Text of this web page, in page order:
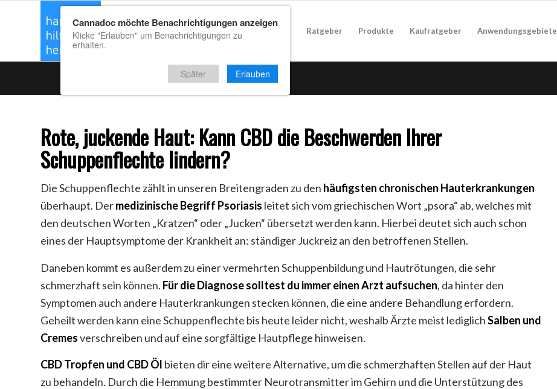
CBD Kaufratgeber Ratgeber Produkte Kaufratgeber Anwendungsgebiete
Rote, juckende Haut: Kann CBD die Beschwerden Ihrer
Schuppenflechte lindern?
Die Schuppenflechte zählt in unseren Breitengraden zu den häufigsten chronischen Hauterkrankungen
überhaupt. Dermedizinische Begriff Psoriasis leitet sich vom griechischen Wort „psora“ ab, welches mit
den deutschen Worten „Kratzen“ oder „Jucken“ übersetzt werden kann. Hierbei deutet sich auch schon
eines der Hauptsymptome der Krankheit an: ständiger Juckreiz an den betroffenen Stellen.
Daneben kommt es außerdem zu einer vermehrten Schuppenbildung und Hautrötungen, die sehr
schmerzhaft sein können. Für die Diagnose solltest du immer einen Arzt aufsuchen, da hinter den
Symptomen auch andere Hauterkrankungen stecken können, die eine andere Behandlung erfordern.
Geheilt werden kann eine Schuppenflechte bis heute leider nicht, weshalb Ärzte meist lediglichSalben und
Cremesverschreiben und auf eine sorgfältige Hautpflege hinweisen.
CBD Tropfen und CBD Öl bieten dir eine weitere Alternative, um die schmerzhaften Stellen auf der Haut
zu behandeln. Durch die Hemmung bestimmter Neurotransmitter im Gehirn und die Unterstützung des
Cannadoc möchte Benachrichtigungen anzeigen
Klicke "Erlauben" um Benachrichtigungen zu
erhalten.
Später Erlauben